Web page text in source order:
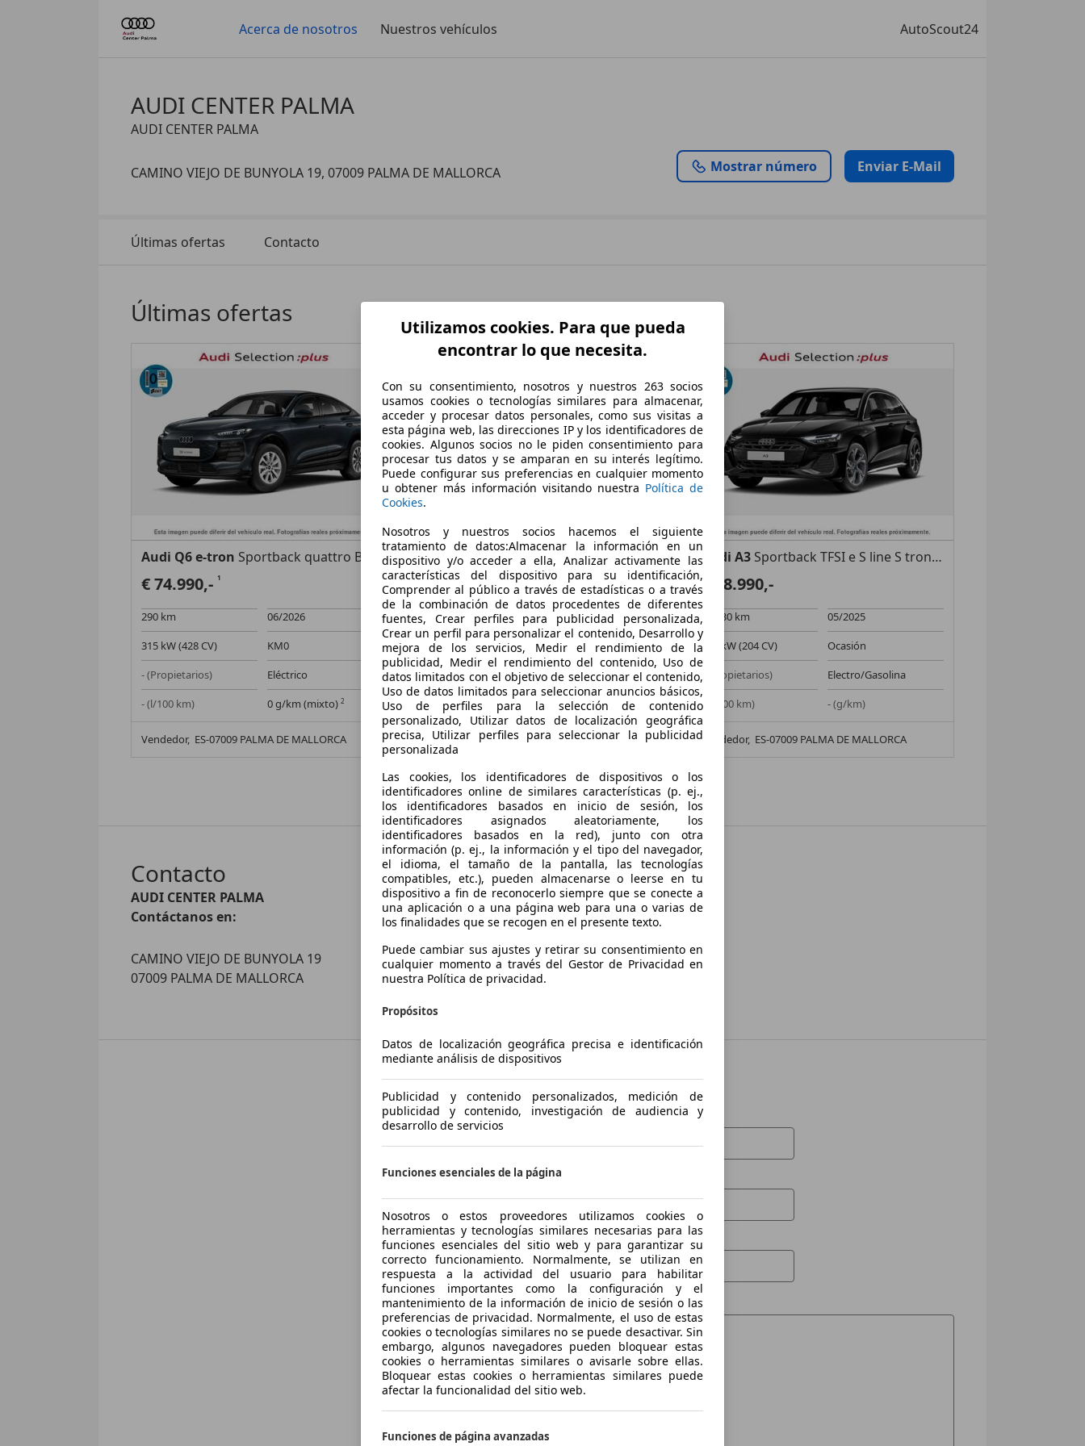
Acerca de nosotros Nuestros vehículos AutoScout24
AUDI CENTER PALMA
AUDI CENTER PALMA
CAMINO VIEJO DE BUNYOLA 19, 07009 PALMA DE MALLORCA Mostrar número Enviar E-Mail
Últimas ofertas Contacto
Últimas ofertas
Audi Q6 e-tron Sportback quattro Black line 315kW 100KWh
€ 74.990,-1
290 km
06/2026
315 kW (428 CV)
KM0
- (Propietarios)
Eléctrico
- (l/100 km)
0 g/km (mixto)2
Vendedor, ES-07009 PALMA DE MALLORCA
Audi A1 Sportback 25 TFSI Adrenalin
€ 21.290,- 1
59.855 km
08/2022
70 kW (95 CV)
Ocasión
- (Propietarios)
Gasolina
4,6 l/100 km (mixto)
- (g/km)
Vendedor, ES-07009 PALMA DE MALLORCA
Audi A3 Sportback TFSI e S line S tronic 150kW
€ 38.990,-
20.230 km
05/2025
150 kW (204 CV)
Ocasión
- (Propietarios)
Electro/Gasolina
- (l/100 km)
- (g/km)
Vendedor, ES-07009 PALMA DE MALLORCA
Mostrar todas las últimas ofertas
Contacto
AUDI CENTER PALMA
Contáctanos en:
CAMINO VIEJO DE BUNYOLA 19
07009 PALMA DE MALLORCA
Mostrar número
Contactar
Tu nombre
Tu email
Tu teléfono (opcional)
Tu mensaje
Utilizamos cookies. Para que pueda
encontrar lo que necesita.
Con su consentimiento, nosotros y nuestros 263 socios
usamos cookies o tecnologías similares para almacenar,
acceder y procesar datos personales, como sus visitas a
esta página web, las direcciones IP y los identificadores de
cookies. Algunos socios no le piden consentimiento para
procesar tus datos y se amparan en su interés legítimo.
Puede configurar sus preferencias en cualquier momento
u obtener más información visitando nuestra Política de
Cookies.
Nosotros y nuestros socios hacemos el siguiente
tratamiento de datos:Almacenar la información en un
dispositivo y/o acceder a ella, Analizar activamente las
características del dispositivo para su identificación,
Comprender al público a través de estadísticas o a través
de la combinación de datos procedentes de diferentes
fuentes, Crear perfiles para publicidad personalizada,
Crear un perfil para personalizar el contenido, Desarrollo y
mejora de los servicios, Medir el rendimiento de la
publicidad, Medir el rendimiento del contenido, Uso de
datos limitados con el objetivo de seleccionar el contenido,
Uso de datos limitados para seleccionar anuncios básicos,
Uso de perfiles para la selección de contenido
personalizado, Utilizar datos de localización geográfica
precisa, Utilizar perfiles para seleccionar la publicidad
personalizada
Las cookies, los identificadores de dispositivos o los
identificadores online de similares características (p. ej.,
los identificadores basados en inicio de sesión, los
identificadores asignados aleatoriamente, los
identificadores basados en la red), junto con otra
información (p. ej., la información y el tipo del navegador,
el idioma, el tamaño de la pantalla, las tecnologías
compatibles, etc.), pueden almacenarse o leerse en tu
dispositivo a fin de reconocerlo siempre que se conecte a
una aplicación o a una página web para una o varias de
los finalidades que se recogen en el presente texto.
Puede cambiar sus ajustes y retirar su consentimiento en
cualquier momento a través del Gestor de Privacidad en
nuestra Política de privacidad.
Propósitos
Datos de localización geográfica precisa e identificación
mediante análisis de dispositivos
Publicidad y contenido personalizados, medición de
publicidad y contenido, investigación de audiencia y
desarrollo de servicios
Funciones esenciales de la página
Nosotros o estos proveedores utilizamos cookies o
herramientas y tecnologías similares necesarias para las
funciones esenciales del sitio web y para garantizar su
correcto funcionamiento. Normalmente, se utilizan en
respuesta a la actividad del usuario para habilitar
funciones importantes como la configuración y el
mantenimiento de la información de inicio de sesión o las
preferencias de privacidad. Normalmente, el uso de estas
cookies o tecnologías similares no se puede desactivar. Sin
embargo, algunos navegadores pueden bloquear estas
cookies o herramientas similares o avisarle sobre ellas.
Bloquear estas cookies o herramientas similares puede
afectar la funcionalidad del sitio web.
Funciones de página avanzadas